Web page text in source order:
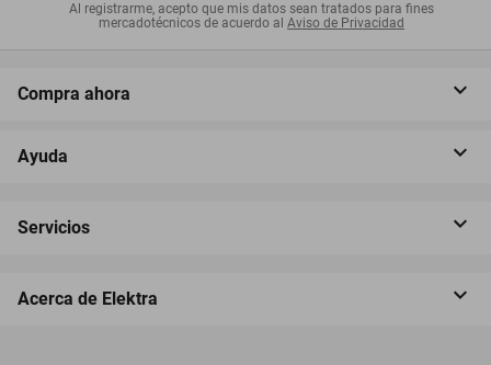
Al registrarme, acepto que mis datos sean tratados para fines
mercadotécnicos de acuerdo al Aviso de Privacidad
Compra ahora
Ayuda
Servicios
Acerca de Elektra